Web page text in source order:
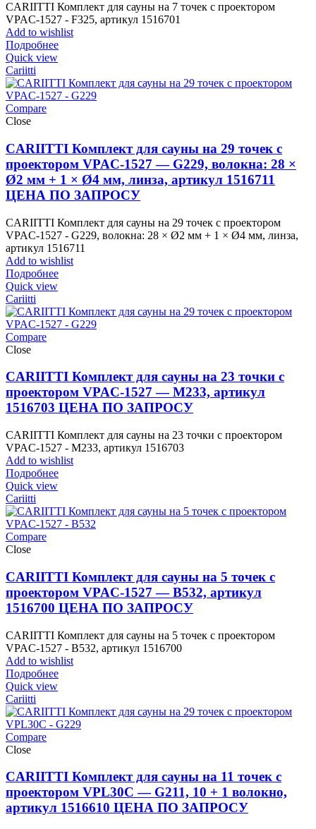
CARIITTI Комплект для сауны на 7 точек с проектором
VPAC-1527 - F325, артикул 1516701
Add to wishlist
Подробнее
Quick view
Cariitti
Compare
Close
CARIITTI Комплект для сауны на 29 точек с
проектором VPAC-1527 — G229, волокна: 28 ×
Ø2 мм + 1 × Ø4 мм, линза, артикул 1516711
ЦЕНА ПО ЗАПРОСУ
CARIITTI Комплект для сауны на 29 точек с проектором
VPAC-1527 - G229, волокна: 28 × Ø2 мм + 1 × Ø4 мм, линза,
артикул 1516711
Add to wishlist
Подробнее
Quick view
Cariitti
Compare
Close
CARIITTI Комплект для сауны на 23 точки с
проектором VPAC-1527 — M233, артикул
1516703 ЦЕНА ПО ЗАПРОСУ
CARIITTI Комплект для сауны на 23 точки с проектором
VPAC-1527 - M233, артикул 1516703
Add to wishlist
Подробнее
Quick view
Cariitti
Compare
Close
CARIITTI Комплект для сауны на 5 точек с
проектором VPAC-1527 — B532, артикул
1516700 ЦЕНА ПО ЗАПРОСУ
CARIITTI Комплект для сауны на 5 точек с проектором
VPAC-1527 - B532, артикул 1516700
Add to wishlist
Подробнее
Quick view
Cariitti
Compare
Close
CARIITTI Комплект для сауны на 11 точек с
проектором VPL30C — G211, 10 + 1 волокно,
артикул 1516610 ЦЕНА ПО ЗАПРОСУ